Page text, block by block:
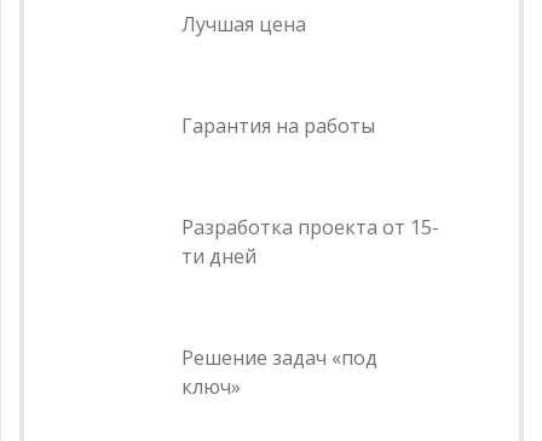
Лучшая цена
Гарантия на работы
Разработка проекта от 15-
ти дней
Решение задач «под
ключ»